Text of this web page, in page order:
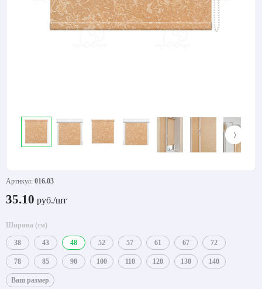
Артикул: 016.03
35.10 руб./шт
Ширина (см)
38 43 48 52 57 61 67 72
78 85 90 100 110 120 130 140
Ваш размер